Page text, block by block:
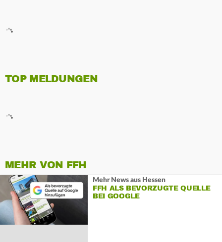
TOP MELDUNGEN
MEHR VON FFH
Mehr News aus Hessen
FFH ALS BEVORZUGTE QUELLE
BEI GOOGLE